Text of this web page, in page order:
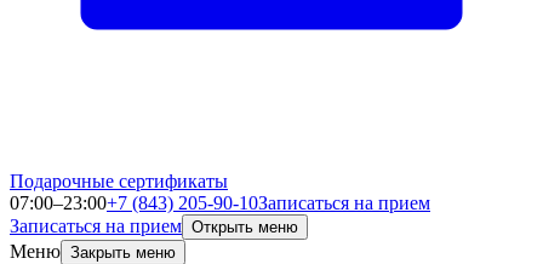
Подарочные сертификаты
07:00–23:00+7 (843) 205-90-10Записаться на прием
Записаться на прием Открыть меню
Меню Закрыть меню